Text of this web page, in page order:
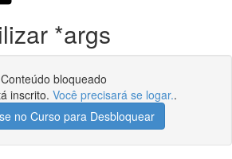
*args
Conteúdo bloqueado
inscrito. Você precisará se logar..
no Curso para Desbloquear